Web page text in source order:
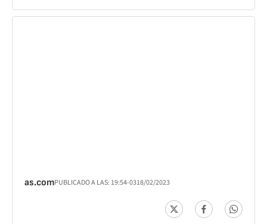
as.comPUBLICADO A LAS: 19:54-0318/02/2023